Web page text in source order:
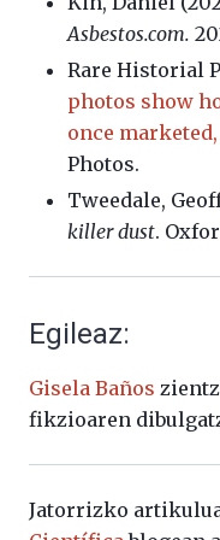
Asbestos.com.
Rare Historial
photos show
once marketed,
Photos.
Tweedale,
killer dust.
Egileaz:
Gisela Baños
fikzioaren
Jatorrizko